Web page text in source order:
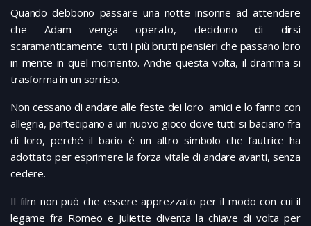
Quando debbono passare una notte insonne ad attendere
che Adam venga operato, decidono di dirsi
scaramanticamente tutti i più brutti pensieri che passano loro
in mente in quel momento. Anche questa volta, il dramma si
trasforma in un sorriso.
Non cessano di andare alle feste dei loro amici e lo fanno con
allegria, partecipano a un nuovo gioco dove tutti si baciano fra
di loro, perché il bacio è un altro simbolo che l’autrice ha
adottato per esprimere la forza vitale di andare avanti, senza
cedere.
Il film non può che essere apprezzato per il modo con cui il
legame fra Romeo e Juliette diventa la chiave di volta per